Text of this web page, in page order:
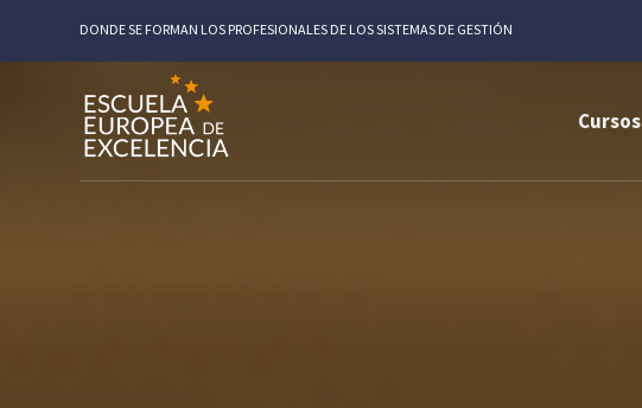
DONDE SE FORMAN LOS PROFESIONALES DE LOS SISTEMAS DE GESTIÓN
Cursos